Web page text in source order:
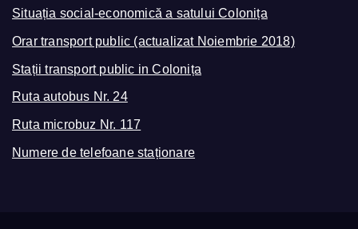
Situația social-economică a satului Colonița
Orar transport public (actualizat Noiembrie 2018)
Stații transport public in Colonița
Ruta autobus Nr. 24
Ruta microbuz Nr. 117
Numere de telefoane staționare